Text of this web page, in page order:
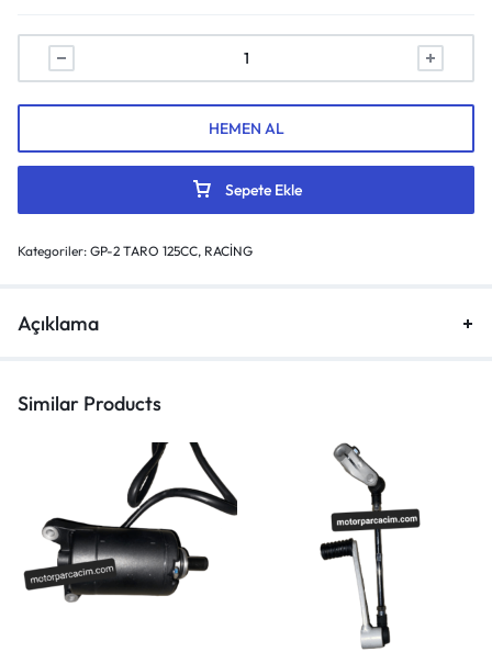
Sepete Ekle
HEMEN AL
Kategoriler: GP-2 TARO 125CC, RACİNG
Açıklama
Similar Products